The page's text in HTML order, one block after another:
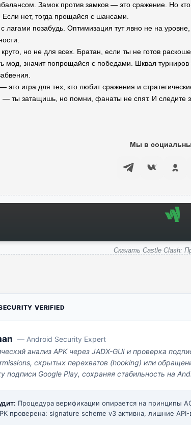
Замок против замков — это сражение. Но
Если нет, тогда прощайся с шансами.
лагами позабудь. Оптимизация тут явно не на
но не для всех. Братан, если ты не готов
мод, значит попрощайся с победами. Шквал
это игра для тех, кто любит сражения и
ты затащишь, но помни, фанаты не спят. И следите
Мы в
Скачать Castle Clash:
VERIFIED
— Android Security Expert
анализ APK через JADX-GUI и проверка
скрытых перехватов (hooking) или
подписи Google Play, сохраняя стабильность на
Процедура верификации опирается на принципы
проверена: signature scheme v3 активна, лишние